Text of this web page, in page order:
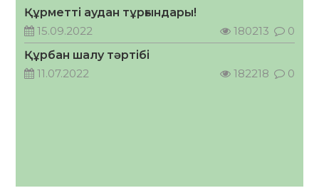
ӘРБІР ДАУЫС – ҚОҒАМ ДАМУЫНА
ҚОСЫЛҒАН ҮЛЕС
05.08.2026
Құрметті аудан тұрғындары!
15.09.2022
180213
0
Құрбан шалу тәртібі
11.07.2022
182218 0